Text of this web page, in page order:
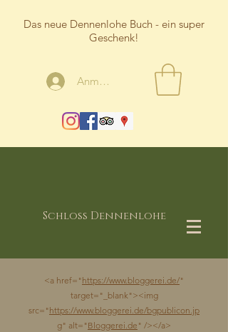
Das neue Dennenlohe Buch - ein super
Geschenk!
Anmelden
Schloss Dennenlohe
<a href="https://www.bloggerei.de/"
target="_blank"><img
src="https://www.bloggerei.de/bgpublicon.jp
g" alt="Bloggerei.de " /></a>